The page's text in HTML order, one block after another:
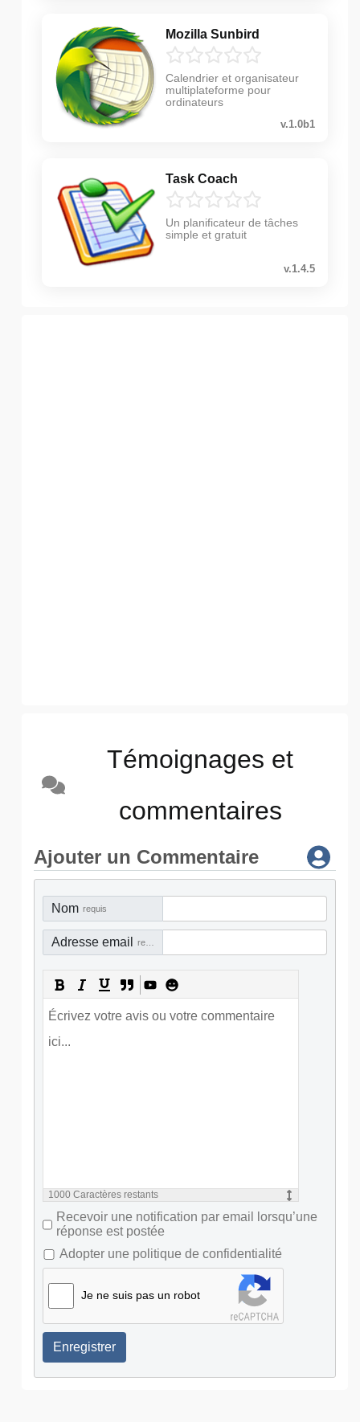
Mozilla Sunbird
Calendrier et organisateur
multiplateforme pour
ordinateurs
v.1.0b1
Task Coach
Un planificateur de tâches
simple et gratuit
v.1.4.5
Témoignages et
commentaires
Ajouter un Commentaire
Nom requis
Adresse email
1000 Caractères restants
Recevoir une notification par email lorsqu’une
réponse est postée
Adopter une politique de confidentialité
Je ne suis pas un robot
Enregistrer